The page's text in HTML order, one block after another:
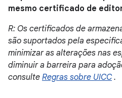
mesmo certificado de
R: Os certificados de
são suportados pela
minimizar as alterações nas
diminuir a barreira para
consulte Regras sobre UICC.